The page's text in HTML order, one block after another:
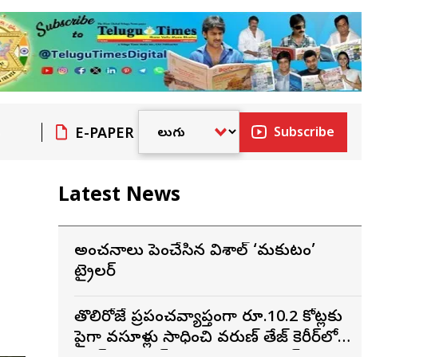
E-PAPER Subscribe
Latest News
అంచనాలు పెంచేసిన విశాల్ ‘మకుటం’
ట్రైలర్
తొలిరోజే ప్రపంచవ్యాప్తంగా రూ.10.2 కోట్లకు
పైగా వసూళ్లు సాధించి వరుణ్ తేజ్ కెరీర్‌లోనే